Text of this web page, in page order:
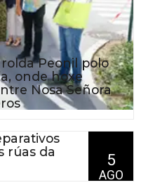
Peonil polo
onde hoxe
Nosa Señora
5
AGO
rúas da